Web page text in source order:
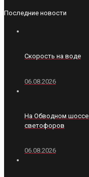
Последние новости
Скорость на воде
06.08.2026
На Обводном шоссе
светофоров
06.08.2026